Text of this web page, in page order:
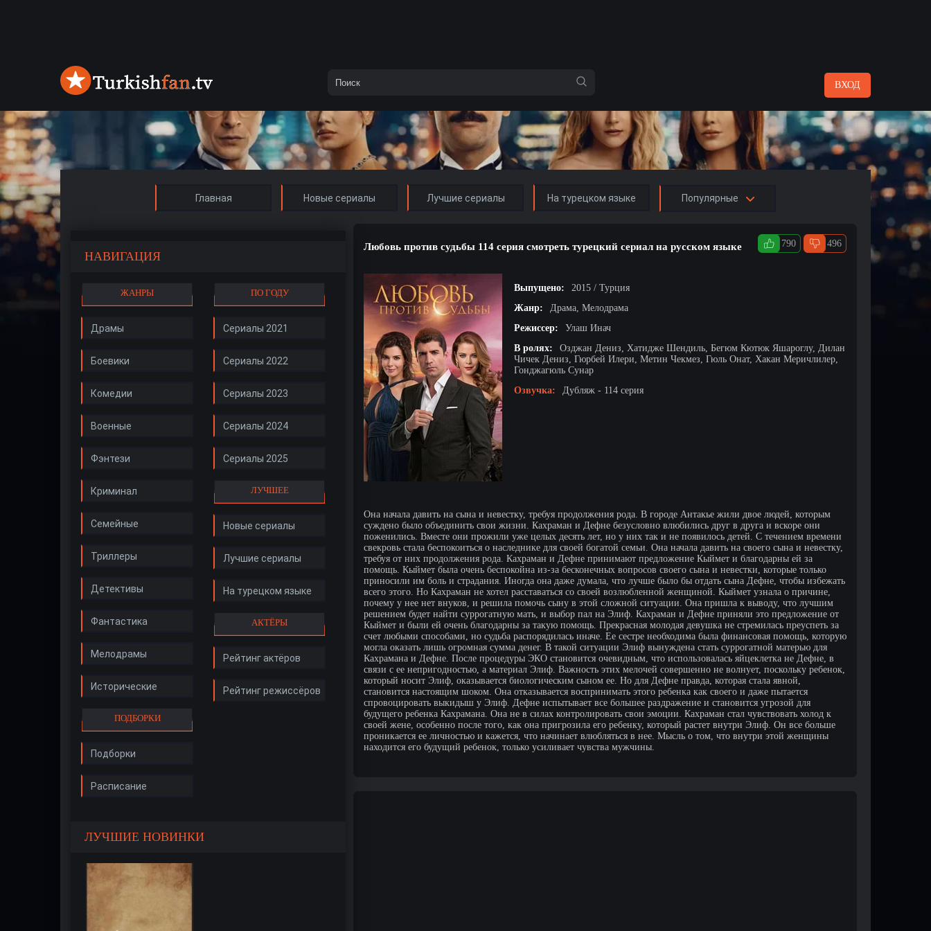
ВХОД
Главная Новые сериалы Лучшие сериалы На турецком языке Популярные
НАВИГАЦИЯ
ЖАНРЫ
Драмы
Боевики
Комедии
Военные
Фэнтези
Криминал
Семейные
Триллеры
Детективы
Фантастика
Мелодрамы
Исторические
ПОДБОРКИ
Подборки
Расписание
ПО ГОДУ
Сериалы 2021
Сериалы 2022
Сериалы 2023
Сериалы 2024
Сериалы 2025
ЛУЧШЕЕ
Новые сериалы
Лучшие сериалы
На турецком языке
АКТЁРЫ
Рейтинг актёров
Рейтинг режиссёров
ЛУЧШИЕ НОВИНКИ
Любовь против судьбы 114 серия смотреть турецкий сериал на русском языке 790 496
Выпущено:
2015 / Турция
Жанр:
Драма, Мелодрама
Режиссер:
Улаш Инач
В ролях:
Озджан Дениз, Хатидже Шендиль, Бегюм Кютюк Яшароглу, Дилан
Чичек Дениз, Гюрбей Илери, Метин Чекмез, Гюль Онат, Хакан Меричлилер,
Гонджагюль Сунар
Озвучка:
Дубляж - 114 серия
Она начала давить на сына и невестку, требуя продолжения рода. В городе Антакье жили двое людей, которым
суждено было объединить свои жизни. Кахраман и Дефне безусловно влюбились друг в друга и вскоре они
поженились. Вместе они прожили уже целых десять лет, но у них так и не появилось детей. С течением времени
свекровь стала беспокоиться о наследнике для своей богатой семьи. Она начала давить на своего сына и невестку,
требуя от них продолжения рода. Кахраман и Дефне принимают предложение Кыймет и благодарны ей за
помощь. Кыймет была очень беспокойна из-за бесконечных вопросов своего сына и невестки, которые только
приносили им боль и страдания. Иногда она даже думала, что лучше было бы отдать сына Дефне, чтобы избежать
всего этого. Но Кахраман не хотел расставаться со своей возлюбленной женщиной. Кыймет узнала о причине,
почему у нее нет внуков, и решила помочь сыну в этой сложной ситуации. Она пришла к выводу, что лучшим
решением будет найти суррогатную мать, и выбор пал на Элиф. Кахраман и Дефне приняли это предложение от
Кыймет и были ей очень благодарны за такую помощь. Прекрасная молодая девушка не стремилась преуспеть за
счет любыми способами, но судьба распорядилась иначе. Ее сестре необходима была финансовая помощь, которую
могла оказать лишь огромная сумма денег. В такой ситуации Элиф вынуждена стать суррогатной матерью для
Кахрамана и Дефне. После процедуры ЭКО становится очевидным, что использовалась яйцеклетка не Дефне, в
связи с ее непригодностью, а материал Элиф. Важность этих мелочей совершенно не волнует, поскольку ребенок,
который носит Элиф, оказывается биологическим сыном ее. Но для Дефне правда, которая стала явной,
становится настоящим шоком. Она отказывается воспринимать этого ребенка как своего и даже пытается
спровоцировать выкидыш у Элиф. Дефне испытывает все большее раздражение и становится угрозой для
будущего ребенка Кахрамана. Она не в силах контролировать свои эмоции. Кахраман стал чувствовать холод к
своей жене, особенно после того, как она пригрозила его ребенку, который растет внутри Элиф. Он все больше
проникается ее личностью и кажется, что начинает влюбляться в нее. Мысль о том, что внутри этой женщины
находится его будущий ребенок, только усиливает чувства мужчины.